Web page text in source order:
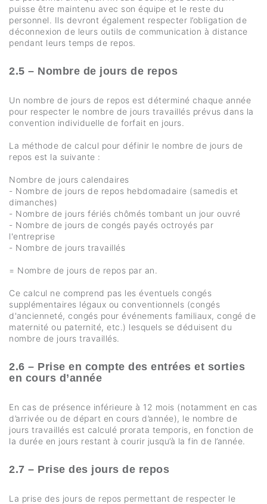
puisse être maintenu avec son équipe et le reste du
personnel. Ils devront également respecter l’obligation de
déconnexion de leurs outils de communication à distance
pendant leurs temps de repos.
2.5 – Nombre de jours de repos
Un nombre de jours de repos est déterminé chaque année
pour respecter le nombre de jours travaillés prévus dans la
convention individuelle de forfait en jours.
La méthode de calcul pour définir le nombre de jours de
repos est la suivante :
Nombre de jours calendaires
- Nombre de jours de repos hebdomadaire (samedis et
dimanches)
- Nombre de jours fériés chômés tombant un jour ouvré
- Nombre de jours de congés payés octroyés par
l'entreprise
- Nombre de jours travaillés
= Nombre de jours de repos par an.
Ce calcul ne comprend pas les éventuels congés
supplémentaires légaux ou conventionnels (congés
d'ancienneté, congés pour événements familiaux, congé de
maternité ou paternité, etc.) lesquels se déduisent du
nombre de jours travaillés.
2.6 – Prise en compte des entrées et sorties
en cours d’année
En cas de présence inférieure à 12 mois (notamment en cas
d’arrivée ou de départ en cours d’année), le nombre de
jours travaillés est calculé prorata temporis, en fonction de
la durée en jours restant à courir jusqu’à la fin de l’année.
2.7 – Prise des jours de repos
La prise des jours de repos permettant de respecter le